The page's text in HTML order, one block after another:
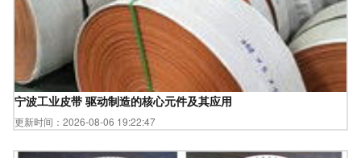
宁波工业皮带 驱动制造的核心元件及其应用
更新时间：2026-08-06 19:22:47